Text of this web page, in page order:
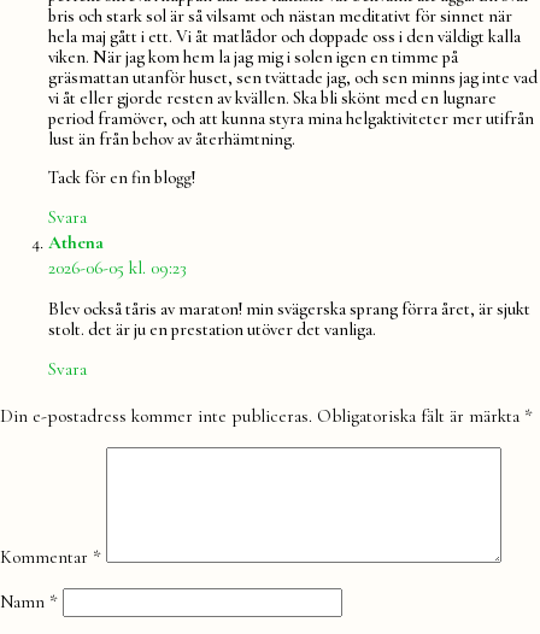
bris och stark sol är så vilsamt och nästan meditativt för sinnet när
hela maj gått i ett. Vi åt matlådor och doppade oss i den väldigt kalla
viken. När jag kom hem la jag mig i solen igen en timme på
gräsmattan utanför huset, sen tvättade jag, och sen minns jag inte vad
vi åt eller gjorde resten av kvällen. Ska bli skönt med en lugnare
period framöver, och att kunna styra mina helgaktiviteter mer utifrån
lust än från behov av återhämtning.
Tack för en fin blogg!
Svara
Athena
2026-06-05 kl. 09:23
Blev också tåris av maraton! min svägerska sprang förra året, är sjukt
stolt. det är ju en prestation utöver det vanliga.
Svara
Lämna
Din e-postadress kommer inte publiceras. Obligatoriska fält är märkta *
Kommentar *
Namn *